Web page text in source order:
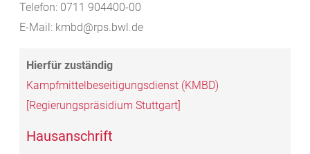
Telefon: 0711 904400-00
E-Mail: kmbd@rps.bwl.de
Kampfmittelbeseitigungsdienst (KMBD)
[Regierungspräsidium Stuttgart]
Hausanschrift